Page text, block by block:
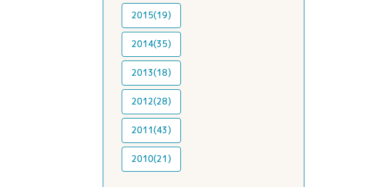
2015(19)
2014(35)
2013(18)
2012(28)
2011(43)
2010(21)